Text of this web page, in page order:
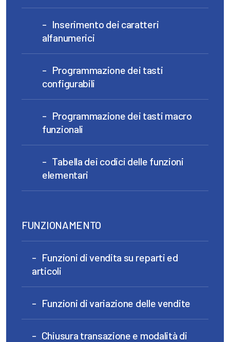
Inserimento dei caratteri
alfanumerici
Programmazione dei tasti
configurabili
Programmazione dei tasti macro
funzionali
Tabella dei codici delle funzioni
elementari
FUNZIONAMENTO
Funzioni di vendita su reparti ed
articoli
Funzioni di variazione delle vendite
Chiusura transazione e modalità di